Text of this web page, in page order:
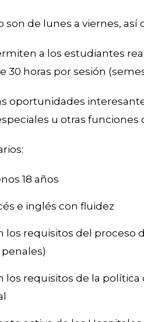
de lunes a viernes, así
a los estudiantes
horas por sesión
oportunidades
u otras funciones
18 años
e inglés con fluidez
los requisitos del proceso
los requisitos de la